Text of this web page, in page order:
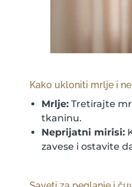
Kako ukloniti mrlje i
Mrlje: Tretirajte
tkaninu.
Neprijatni mirisi:
zavese i ostavite